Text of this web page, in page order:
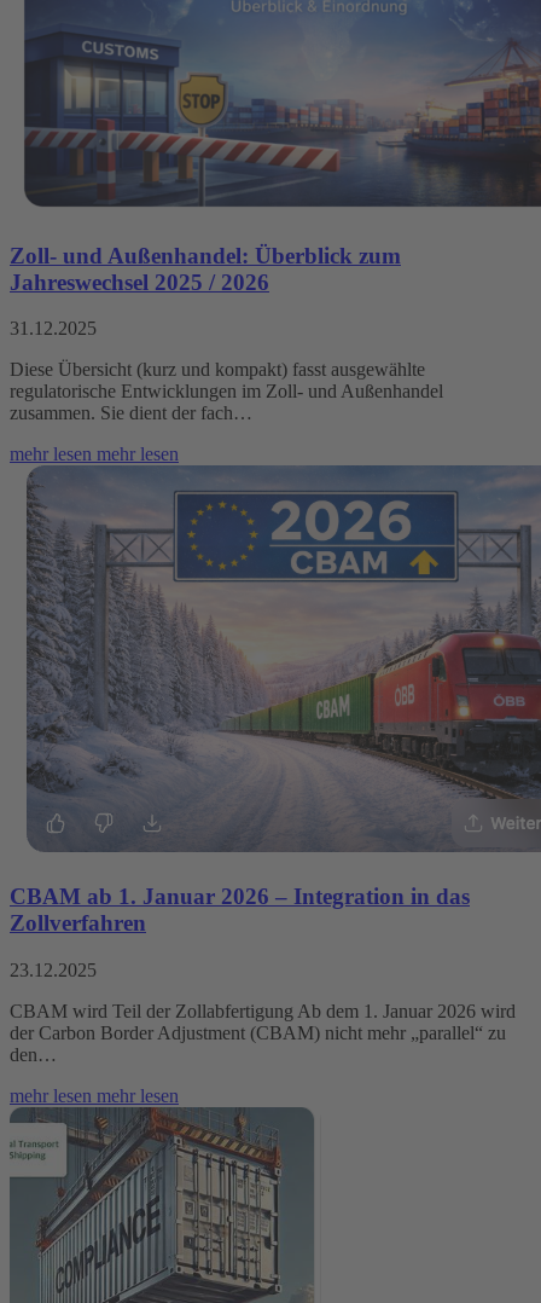
Zoll- und Außenhandel: Überblick zum
Jahreswechsel 2025 / 2026
31.12.2025
Diese Übersicht (kurz und kompakt) fasst ausgewählte
regulatorische Entwicklungen im Zoll- und Außenhandel
zusammen. Sie dient der fach…
mehr lesen mehr lesen
CBAM ab 1. Januar 2026 – Integration in das
Zollverfahren
23.12.2025
CBAM wird Teil der Zollabfertigung Ab dem 1. Januar 2026 wird
der Carbon Border Adjustment (CBAM) nicht mehr „parallel“ zu
den…
mehr lesen mehr lesen